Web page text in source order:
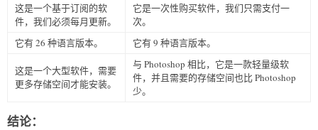
这是一个基于订阅的软
件，我们必须每月更新。
它是一次性购买软件，我们只需支付一
次。
它有 26 种语言版本。
它有 9 种语言版本。
这是一个大型软件，需要
更多存储空间才能安装。
与 Photoshop 相比，它是一款轻量级软
件，并且需要的存储空间也比 Photoshop
少。
结论：